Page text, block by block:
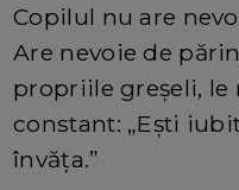
Copilul nu are
Are nevoie de
propriile greșeli,
constant: „Ești
învăța.”